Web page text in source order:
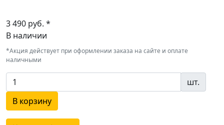
3 490 руб. *
В наличии
*Акция действует при оформлении заказа на сайте и оплате
наличными
шт.
В корзину